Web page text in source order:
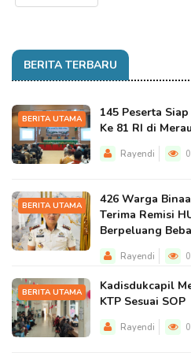
BERITA TERBARU
BERITA UTAMA
145 Peserta
Ke 81 RI di
Rayendi
BERITA UTAMA
426 Warga
Terima Remisi
Berpeluang
Rayendi
BERITA UTAMA
Kadisdukcapil
KTP Sesuai SOP
Rayendi